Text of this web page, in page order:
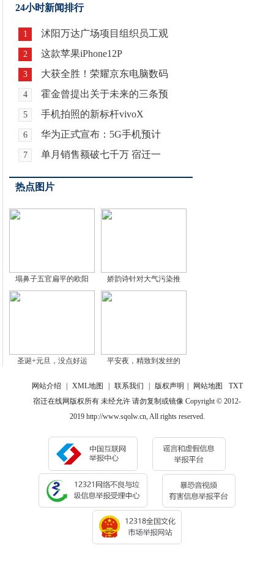
24小时新闻排行
1 沭阳万达广场项目组织员工观
2 这款苹果iPhone12P
3 大获全胜！荣耀京东电脑数码
4 霍金曾提出关于未来的三条预
5 手机拍照的新标杆vivoX
6 华为正式宣布：5G手机预计
7 单月销售额破七千万 宿迁一
热点图片
塌鼻子五官扁平的欧阳 娇韵诗针对大气污染推
圣诞+元旦，没点好运 平安夜，精致到发丝的
网站介绍 XML地图 联系我们 版权声明 网站地图
TXT
宿迁在线网版权所有 未经允许 请勿复制或镜像 Copyright © 2012-
2019 http://www.sqolw.cn, All rights reserved.